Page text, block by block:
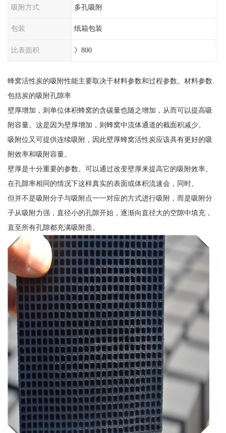
吸附方式 多孔吸附
包装 纸箱包装
比表面积 》800
蜂窝活性炭的吸附性能主要取决于材料参数和过程参数。材料参数
包括炭的吸附孔隙率
壁厚增加，则单位体积蜂窝的含碳量也随之增加，从而可以提高吸
附容量。这是因为壁厚增加，则蜂窝中流体通道的截面积减少。
吸附位又可提供连续吸附，因此壁厚蜂窝活性炭应该具有更好的吸
附效率和吸附容量。
壁厚是十分重要的参数。可以通过改变壁厚来提高它的吸附效率。
在孔隙率相同的情况下这样真实的表面或体积流速会，同时。
但并不是吸附分子与吸附点一一对应的方式进行吸附，而是吸附分
子从吸附力强，直径小的孔隙开始，逐渐向直径大的空隙中填充，
直至所有孔隙都充满吸附质。